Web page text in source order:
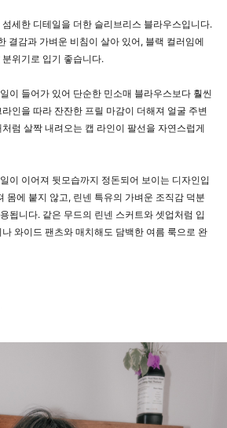
세한 디테일을 더한 슬리브리스 블라우스입니다.
결감과 가벼운 비침이 살아 있어, 블랙 컬러임에
위기로 입기 좋습니다.
이 들어가 있어 단순한 민소매 블라우스보다 훨씬
인을 따라 잔잔한 프릴 마감이 더해져 얼굴 주변
럼 살짝 내려오는 캡 라인이 팔선을 자연스럽게
이 이어져 뒷모습까지 정돈되어 보이는 디자인입
몸에 붙지 않고, 린넨 특유의 가벼운 조직감 덕분
됩니다. 같은 무드의 린넨 스커트와 셋업처럼 입
와이드 팬츠와 매치해도 담백한 여름 룩으로 완